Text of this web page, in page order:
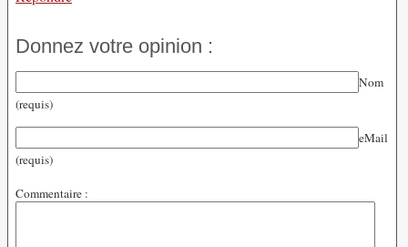
Donnez votre opinion :
Nom
(requis)
eMail
(requis)
Commentaire :